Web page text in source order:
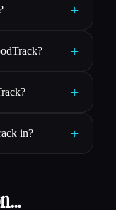
+
+
+
in? +